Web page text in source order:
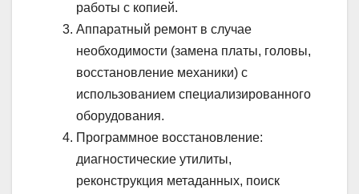
работы с копией.
Аппаратный ремонт в случае
необходимости (замена платы, головы,
восстановление механики) с
использованием специализированного
оборудования.
Программное восстановление:
диагностические утилиты,
реконструкция метаданных, поиск